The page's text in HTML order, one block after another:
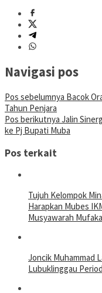
Navigasi pos
Pos sebelumnya Bacok
Tahun Penjara
Pos berikutnya Jalin
ke Pj Bupati Muba
Pos terkait
Tujuh Kelompok
Harapkan Mubes
Musyawarah
Joncik Muhammad
Lubuklinggau